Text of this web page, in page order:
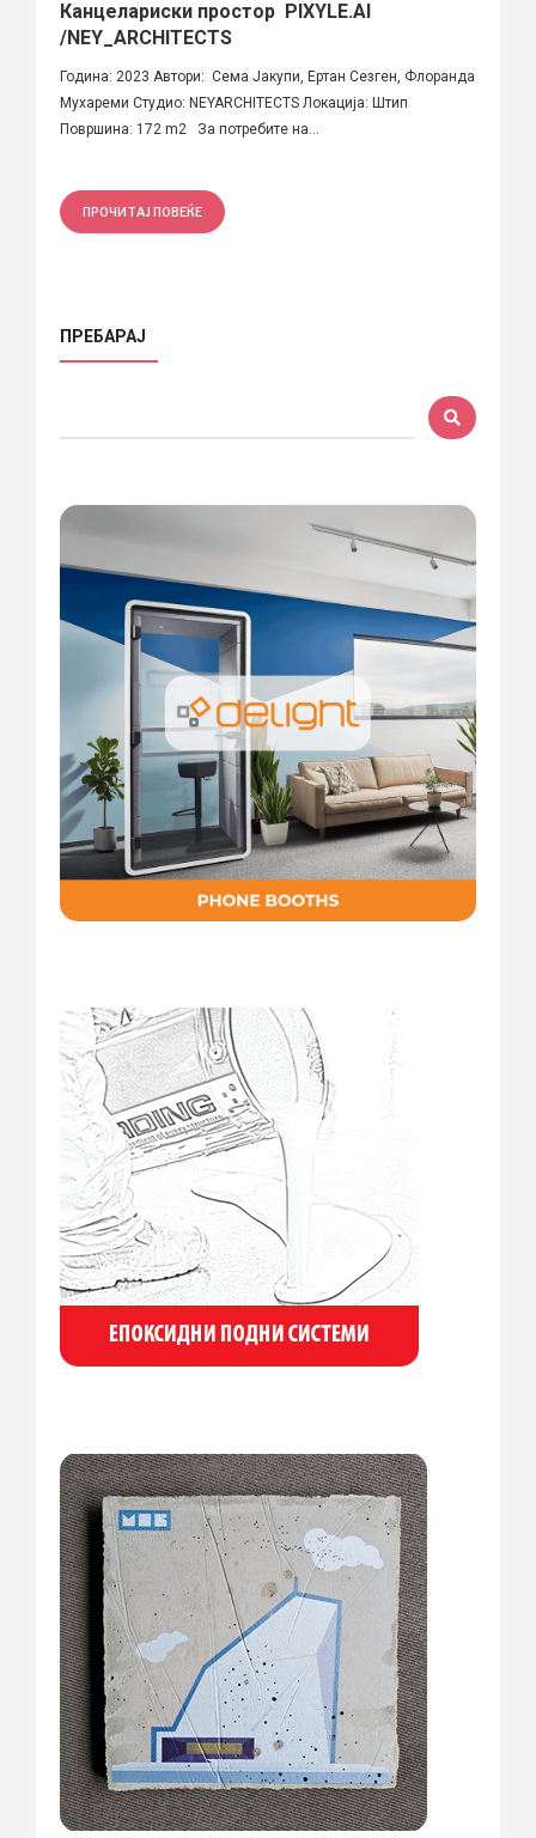
Канцелариски простор PIXYLE.AI
/NEY_ARCHITECTS
Година: 2023 Автори: Сема Јакупи, Ертан Сезген, Флоранда
Мухареми Студио: NEYARCHITECTS Локација: Штип
Површина: 172 m2 За потребите на...
ПРОЧИТАЈ ПОВЕЌЕ
ПРЕБАРАЈ